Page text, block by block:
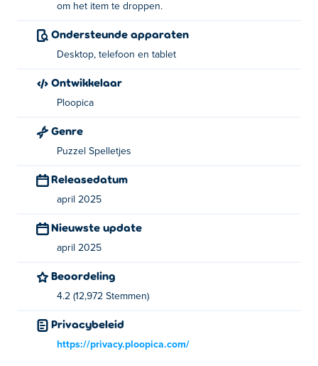
Eyes Drop is gemaakt door Ploopica. Dit is hun eerste
Hoe kan ik Eyes Drop gratis spelen?
Je kunt Eyes Drop gratis spelen op Poki.
en desktop?
mobiele apparaten zoals telefoons en tablets.
om het item te droppen.
Ondersteunde apparaten
Desktop, telefoon en tablet
Ontwikkelaar
Ploopica
Genre
Puzzel Spelletjes
Releasedatum
april 2025
Nieuwste update
april 2025
Beoordeling
4.2 (12,972 Stemmen)
Privacybeleid
https://privacy.ploopica.com/